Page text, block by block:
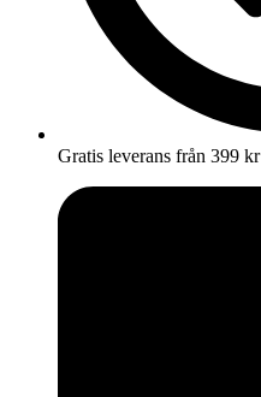
Gratis leverans från 399 kr